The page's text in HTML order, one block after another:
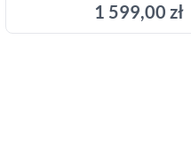
1 599,00 zł